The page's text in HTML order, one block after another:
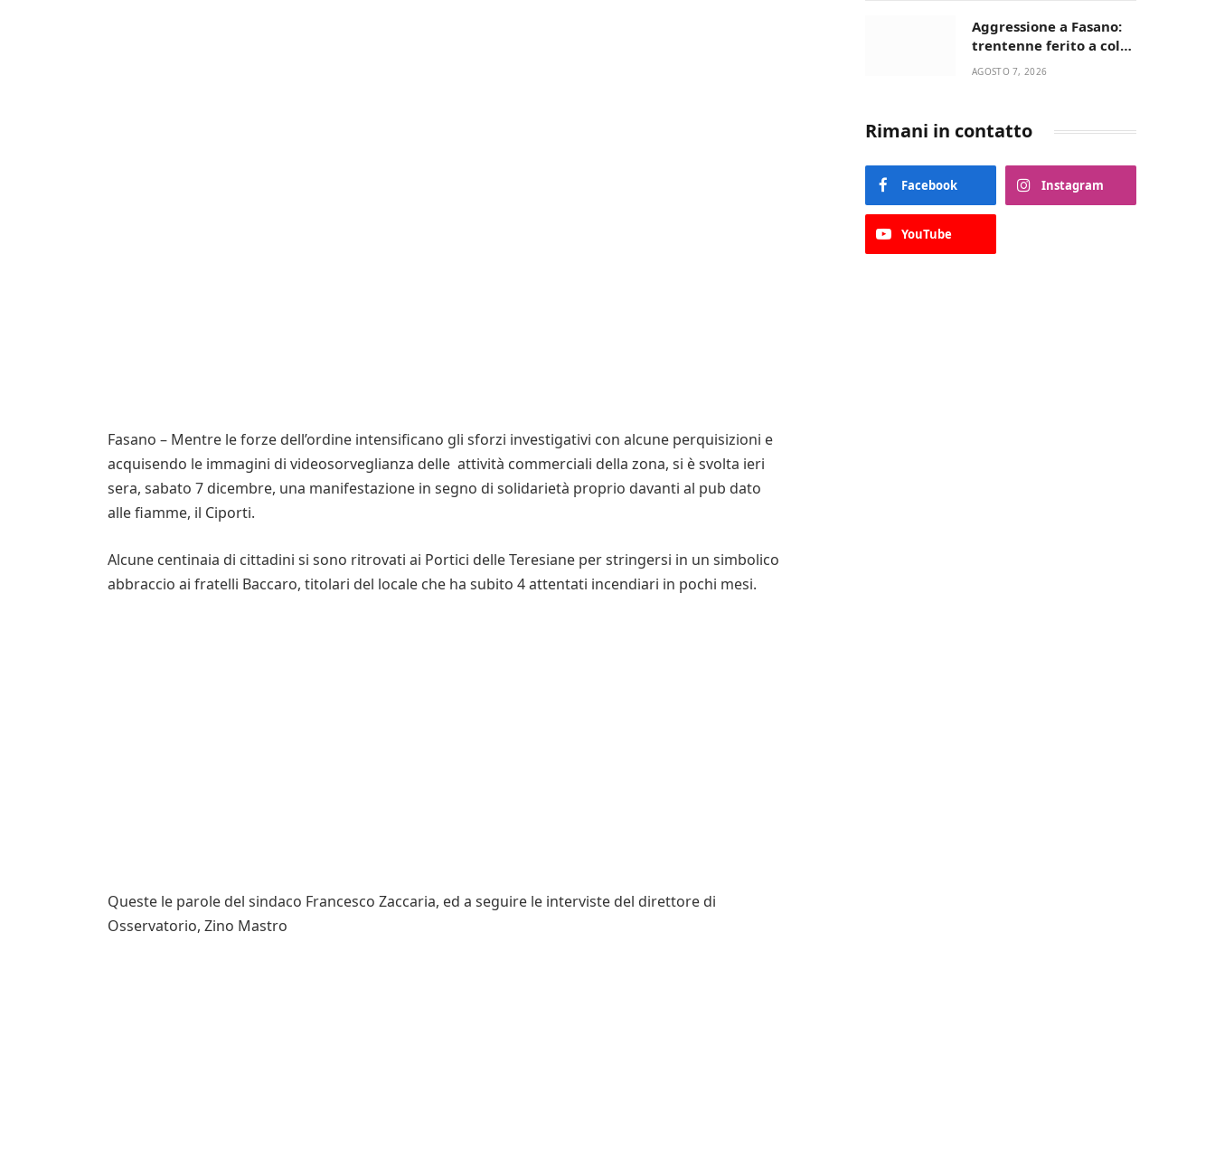
Fasano – Mentre le forze dell’ordine intensificano gli sforzi investigativi con alcune perquisizioni e
acquisendo le immagini di videosorveglianza delle attività commerciali della zona, si è svolta ieri
sera, sabato 7 dicembre, una manifestazione in segno di solidarietà proprio davanti al pub dato
alle fiamme, il Ciporti.
Alcune centinaia di cittadini si sono ritrovati ai Portici delle Teresiane per stringersi in un simbolico
abbraccio ai fratelli Baccaro, titolari del locale che ha subito 4 attentati incendiari in pochi mesi.
Queste le parole del sindaco Francesco Zaccaria, ed a seguire le interviste del direttore di
Osservatorio, Zino Mastro
Aggressione a Fasano:
trentenne ferito a colpi
di pistola in casa
AGOSTO 7, 2026
Rimani in contatto
Facebook Instagram
YouTube